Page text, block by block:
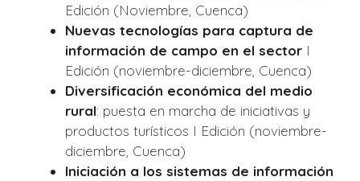
Edición (Noviembre, Cuenca)
Nuevas tecnologías para captura de
información de campo en el sector I
Edición (noviembre-diciembre, Cuenca)
Diversificación económica del medio
rural: puesta en marcha de iniciativas y
productos turísticos I Edición (noviembre-
diciembre, Cuenca)
Iniciación a los sistemas de información